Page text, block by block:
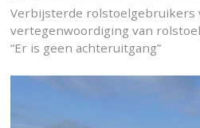
Verbijsterde rolstoelgebruikers
vertegenwoordiging van
“Er is geen achteruitgang”